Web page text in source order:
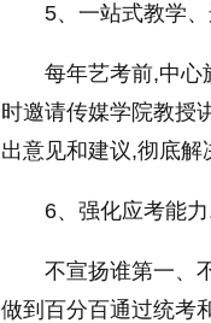
5、一站式教学
每年艺考前,中心
时邀请传媒学院教授
出意见和建议,彻底解
6、强化应考能
不宣扬谁第一、
做到百分百通过统考